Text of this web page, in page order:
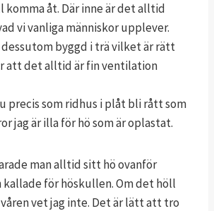
åt. Där inne är det alltid
vi vanliga människor upplever.
dessutom byggd i trä vilket är rätt
att det alltid är fin ventilation
precis som ridhus i plåt bli rått som
jag är illa för hö som är oplastat.
man alltid sitt hö ovanför
för höskullen. Om det höll
vet jag inte. Det är lätt att tro